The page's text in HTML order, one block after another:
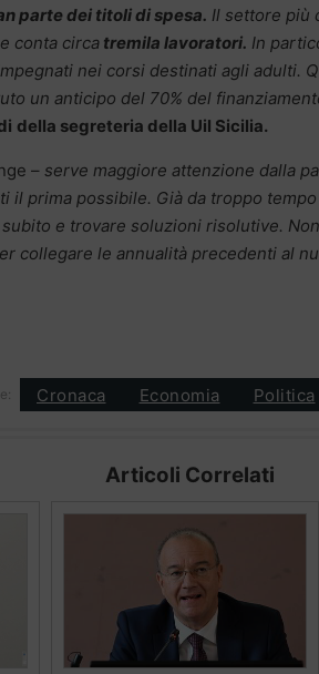
parte dei titoli di spesa. Il settore più
conta circa tremila lavoratori. In
nei corsi destinati agli adulti.
un anticipo del 70% del
della segreteria della Uil Sicilia.
– serve maggiore attenzione dalla
il prima possibile. Già da troppo
e trovare soluzioni risolutive.
collegare le annualità precedenti al
Cronaca Economia Politica
Articoli Correlati